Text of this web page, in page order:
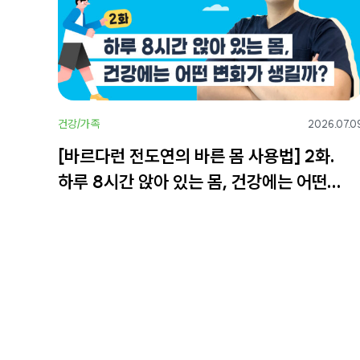
건강/가족
[바르다런 전도연의 바른 몸 사용법] 2화.
하루 8시간 앉아 있는 몸, 건강에는 어떤